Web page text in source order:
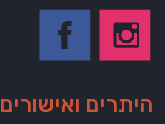
היתרים ואישורים